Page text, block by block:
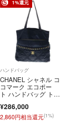
せて頂きます！
ます。
優先です。
せて頂きます。
店舗と担当者名をお
1%還元
ハンドバッグ
CHANEL シャネル コ
コマーク エコポー
ト ハンドバッグ トー
テン AP2664 ゴールド
金具
¥286,000
2,860円相当還元(1%)